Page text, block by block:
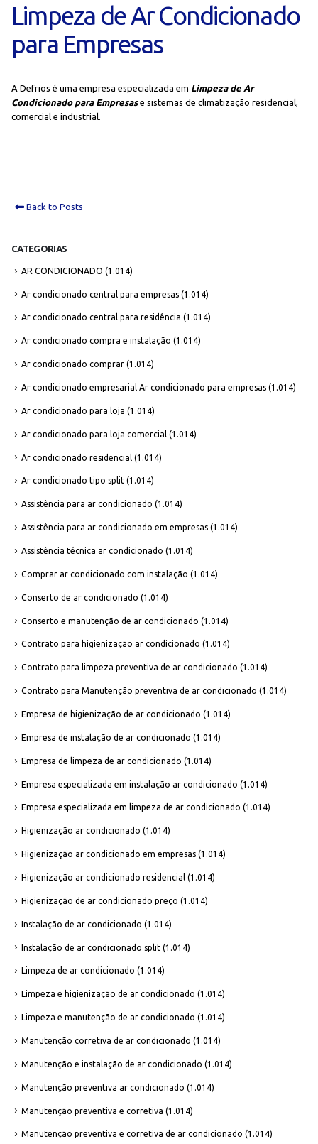
Limpeza de Ar Condicionado
para Empresas
A Defrios é uma empresa especializada em Limpeza de Ar
Condicionado para Empresase sistemas de climatização residencial,
comercial e industrial.
Back to Posts
CATEGORIAS
AR CONDICIONADO (1.014)
Ar condicionado central para empresas (1.014)
Ar condicionado central para residência (1.014)
Ar condicionado compra e instalação (1.014)
Ar condicionado comprar (1.014)
Ar condicionado empresarial Ar condicionado para empresas (1.014)
Ar condicionado para loja (1.014)
Ar condicionado para loja comercial (1.014)
Ar condicionado residencial (1.014)
Ar condicionado tipo split (1.014)
Assistência para ar condicionado (1.014)
Assistência para ar condicionado em empresas (1.014)
Assistência técnica ar condicionado (1.014)
Comprar ar condicionado com instalação (1.014)
Conserto de ar condicionado (1.014)
Conserto e manutenção de ar condicionado (1.014)
Contrato para higienização ar condicionado (1.014)
Contrato para limpeza preventiva de ar condicionado (1.014)
Contrato para Manutenção preventiva de ar condicionado (1.014)
Empresa de higienização de ar condicionado (1.014)
Empresa de instalação de ar condicionado (1.014)
Empresa de limpeza de ar condicionado (1.014)
Empresa especializada em instalação ar condicionado (1.014)
Empresa especializada em limpeza de ar condicionado (1.014)
Higienização ar condicionado (1.014)
Higienização ar condicionado em empresas (1.014)
Higienização ar condicionado residencial (1.014)
Higienização de ar condicionado preço (1.014)
Instalação de ar condicionado (1.014)
Instalação de ar condicionado split (1.014)
Limpeza de ar condicionado (1.014)
Limpeza e higienização de ar condicionado (1.014)
Limpeza e manutenção de ar condicionado (1.014)
Manutenção corretiva de ar condicionado (1.014)
Manutenção e instalação de ar condicionado (1.014)
Manutenção preventiva ar condicionado (1.014)
Manutenção preventiva e corretiva (1.014)
Manutenção preventiva e corretiva de ar condicionado (1.014)